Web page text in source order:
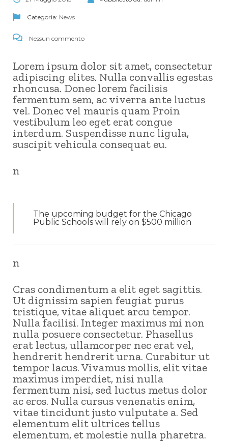
Categoria: News
Nessun commento
Lorem ipsum dolor sit amet, consectetur
adipiscing elites. Nulla convallis egestas
rhoncusa. Donec lorem facilisis
fermentum sem, ac viverra ante luctus
vel. Donec vel mauris quam Proin
vestibulum leo eget erat congue
interdum. Suspendisse nunc ligula,
suscipit vehicula consequat eu.
n
The upcoming budget for the Chicago
Public Schools will rely on $500 million
n
Cras condimentum a elit eget sagittis.
Ut dignissim sapien feugiat purus
tristique, vitae aliquet arcu tempor.
Nulla facilisi. Integer maximus mi non
nulla posuere consectetur. Phasellus
erat lectus, ullamcorper nec erat vel,
hendrerit hendrerit urna. Curabitur ut
tempor lacus. Vivamus mollis, elit vitae
maximus imperdiet, nisi nulla
fermentum nisi, sed luctus metus dolor
ac eros. Nulla cursus venenatis enim,
vitae tincidunt justo vulputate a. Sed
elementum elit ultrices tellus
elementum, et molestie nulla pharetra.